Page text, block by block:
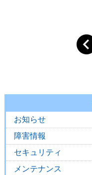
お知らせ
障害情報
セキュリティ
メンテナンス